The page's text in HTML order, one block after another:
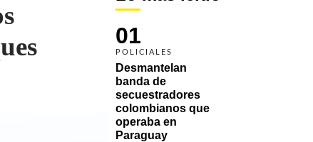
01
POLICIALES
Desmantelan
banda de
secuestradores
colombianos que
operaba en
Paraguay